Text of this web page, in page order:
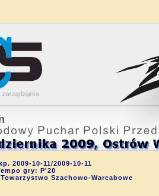
2009-10-11/2009-10-11
gry: P'20
Szachowo-Warcabowe